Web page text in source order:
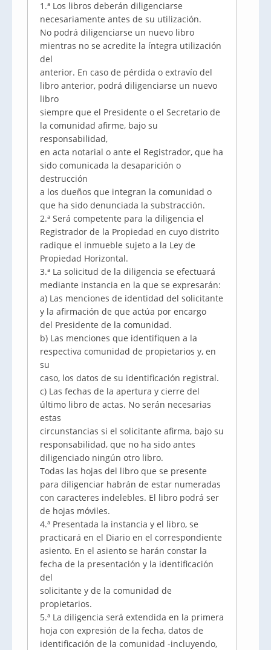
1.ª Los libros deberán diligenciarse
necesariamente antes de su utilización.
No podrá diligenciarse un nuevo libro
mientras no se acredite la íntegra utilización
del
anterior. En caso de pérdida o extravío del
libro anterior, podrá diligenciarse un nuevo
libro
siempre que el Presidente o el Secretario de
la comunidad afirme, bajo su
responsabilidad,
en acta notarial o ante el Registrador, que ha
sido comunicada la desaparición o
destrucción
a los dueños que integran la comunidad o
que ha sido denunciada la substracción.
2.ª Será competente para la diligencia el
Registrador de la Propiedad en cuyo distrito
radique el inmueble sujeto a la Ley de
Propiedad Horizontal.
3.ª La solicitud de la diligencia se efectuará
mediante instancia en la que se expresarán:
a) Las menciones de identidad del solicitante
y la afirmación de que actúa por encargo
del Presidente de la comunidad.
b) Las menciones que identifiquen a la
respectiva comunidad de propietarios y, en
su
caso, los datos de su identificación registral.
c) Las fechas de la apertura y cierre del
último libro de actas. No serán necesarias
estas
circunstancias si el solicitante afirma, bajo su
responsabilidad, que no ha sido antes
diligenciado ningún otro libro.
Todas las hojas del libro que se presente
para diligenciar habrán de estar numeradas
con caracteres indelebles. El libro podrá ser
de hojas móviles.
4.ª Presentada la instancia y el libro, se
practicará en el Diario en el correspondiente
asiento. En el asiento se harán constar la
fecha de la presentación y la identificación
del
solicitante y de la comunidad de
propietarios.
5.ª La diligencia será extendida en la primera
hoja con expresión de la fecha, datos de
identificación de la comunidad -incluyendo,